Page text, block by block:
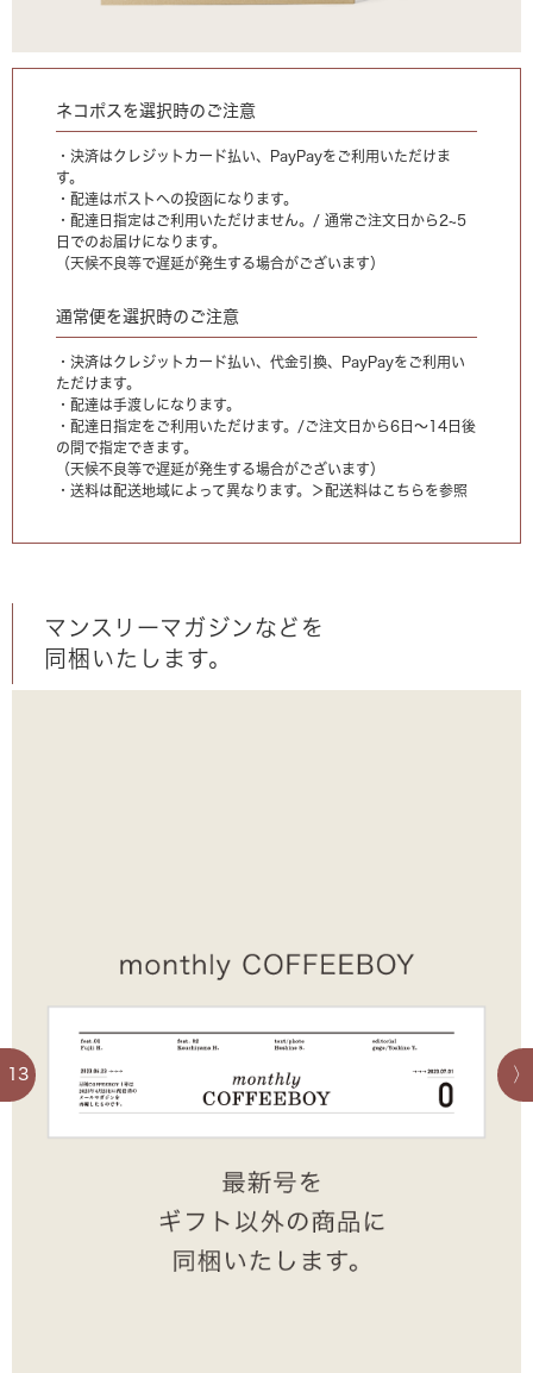
ネコポスを選択時のご注意
・決済はクレジットカード払い、PayPayをご利用いただけま
す。
・配達はポストへの投函になります。
・配達日指定はご利用いただけません。/ 通常ご注文日から2~5
日でのお届けになります。
（天候不良等で遅延が発生する場合がございます）
通常便を選択時のご注意
・決済はクレジットカード払い、代金引換、PayPayをご利用い
ただけます。
・配達は手渡しになります。
・配達日指定をご利用いただけます。/ご注文日から6日〜14日後
の間で指定できます。
（天候不良等で遅延が発生する場合がございます）
・送料は配送地域によって異なります。
＞配送料はこちらを参照
マンスリーマガジンなどを
同梱いたします。
13